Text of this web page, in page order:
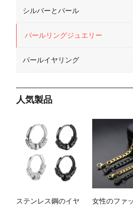
シルバーとパール
パールリングジュエリー
パールイヤリング
人気製品
ステンレス鋼のイヤ
女性のファ